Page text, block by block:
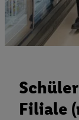
Filiale